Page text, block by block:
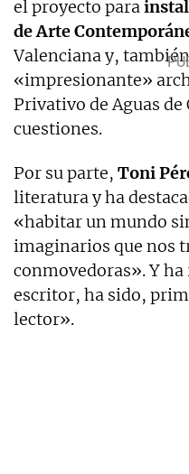
el proyecto para
de Arte
Valenciana y,
«impresionante»
Privativo de Aguas
cuestiones.
Por su parte, Toni
literatura y ha
«habitar un mundo
imaginarios que nos
conmovedoras». Y
escritor, ha sido,
lector».